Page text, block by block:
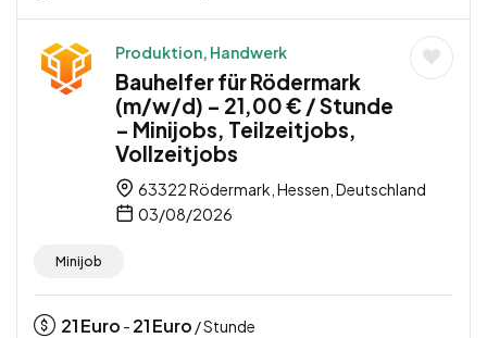
Produktion, Handwerk
Bauhelfer für Rödermark
(m/w/d) – 21,00 € / Stunde
– Minijobs, Teilzeitjobs,
Vollzeitjobs
63322 Rödermark, Hessen, Deutschland
03/08/2026
Minijob
21Euro - 21Euro / Stunde